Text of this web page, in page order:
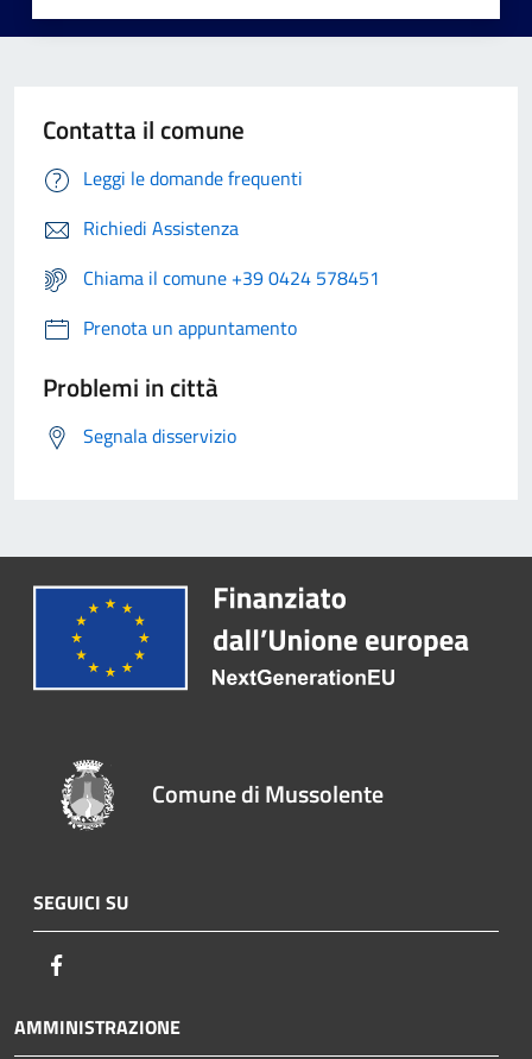
Contatta il comune
Leggi le domande frequenti
Richiedi Assistenza
Chiama il comune +39 0424 578451
Prenota un appuntamento
Problemi in città
Segnala disservizio
Comune di Mussolente
SEGUICI SU
AMMINISTRAZIONE